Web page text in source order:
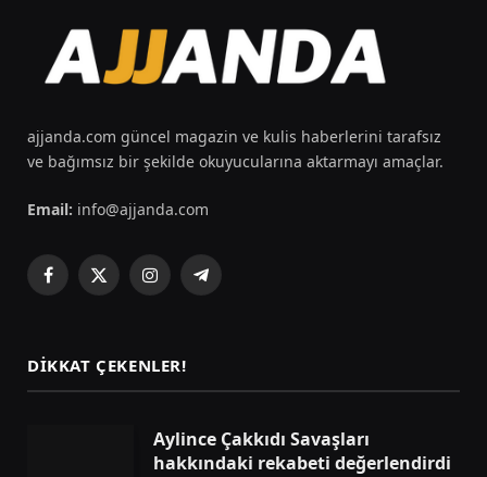
ajjanda.com güncel magazin ve kulis haberlerini tarafsız
ve bağımsız bir şekilde okuyucularına aktarmayı amaçlar.
Email: info@ajjanda.com
Facebook
X
InstagramTelegram
DIKKAT ÇEKENLER!
Aylince Çakkıdı Savaşları
hakkındaki rekabeti değerlendirdi